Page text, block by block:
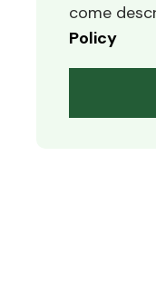
come
Policy